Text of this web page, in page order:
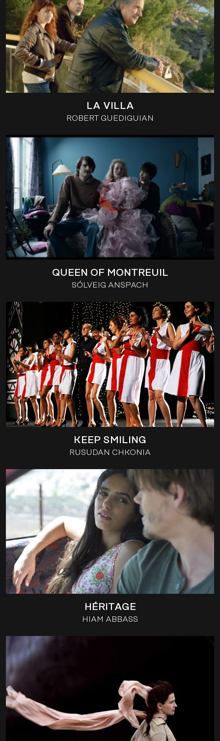
LA VILLA
ROBERT GUEDIGUIAN
QUEEN OF MONTREUIL
SÓLVEIG ANSPACH
KEEP SMILING
RUSUDAN CHKONIA
HÉRITAGE
HIAM ABBASS